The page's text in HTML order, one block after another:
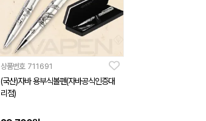
상품번호 711691
(국산)자바 용부식볼펜(자바공식인증대
리점)